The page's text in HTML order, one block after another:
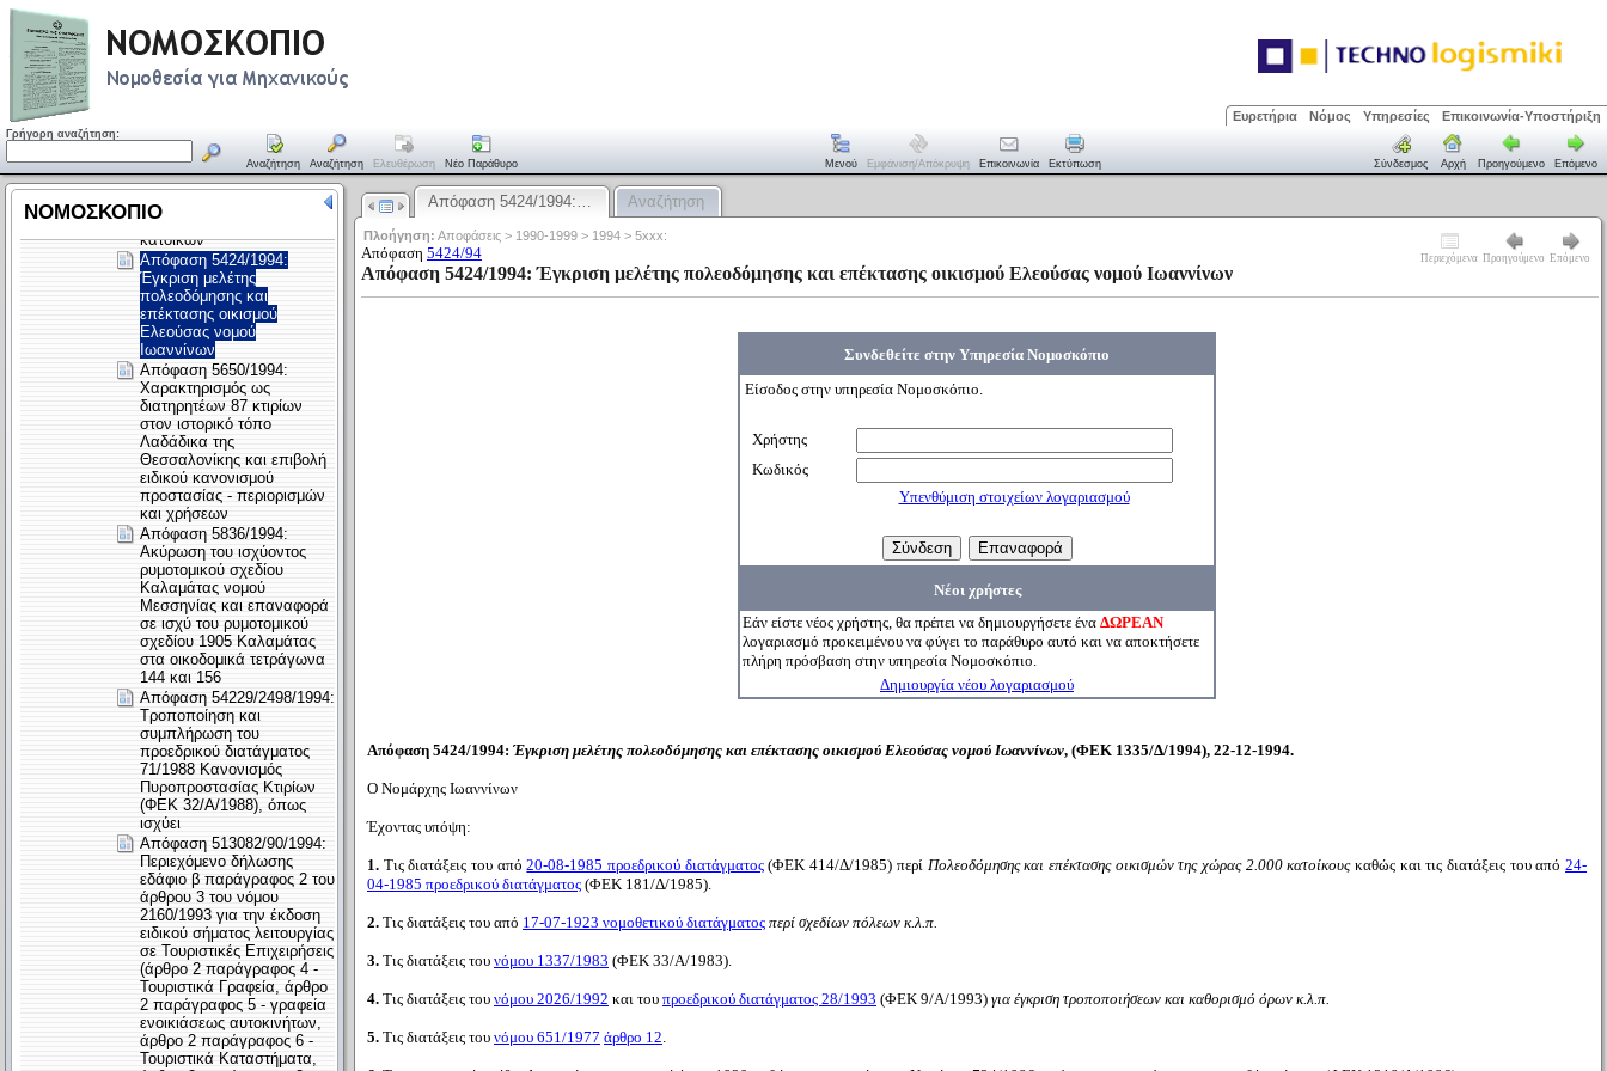
Ευρετήρια Νόμος Υπηρεσίες Επικοινωνία-Υποστήριξη
Γρήγορη αναζήτηση:
Αναζήτηση Αναζήτηση Ελευθέρωση Νέο Παράθυρο Μενού Εμφάνιση/απόκρυψη Επικοινωνία Εκτύπωση Σύνδεσμος Αρχή Προηγούμενο Επόμενο
Απόφαση 5424/1994:… Αναζήτηση